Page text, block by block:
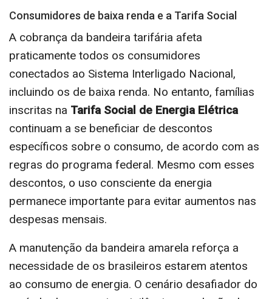
Consumidores de baixa renda e a Tarifa Social
A cobrança da bandeira tarifária afeta
praticamente todos os consumidores
conectados ao Sistema Interligado Nacional,
incluindo os de baixa renda. No entanto, famílias
inscritas na Tarifa Social de Energia Elétrica
continuam a se beneficiar de descontos
específicos sobre o consumo, de acordo com as
regras do programa federal. Mesmo com esses
descontos, o uso consciente da energia
permanece importante para evitar aumentos nas
despesas mensais.
A manutenção da bandeira amarela reforça a
necessidade de os brasileiros estarem atentos
ao consumo de energia. O cenário desafiador do